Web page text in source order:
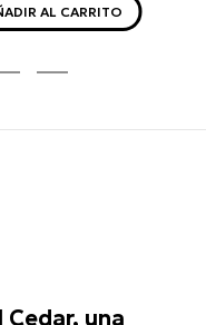
AL CARRITO
una